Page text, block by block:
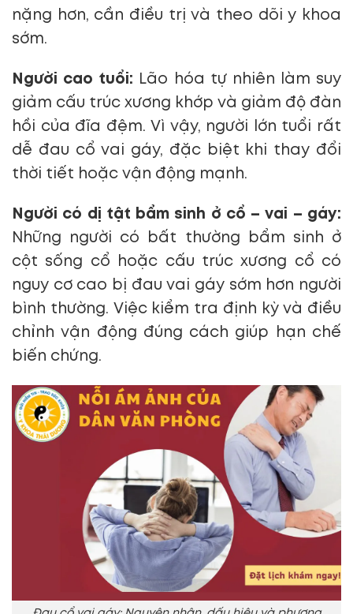
nặng hơn, cần điều trị và theo dõi y khoa
sớm.
Người cao tuổi:
Lão hóa tự nhiên làm suy
giảm cấu trúc xương khớp và giảm độ đàn
hồi của đĩa đệm. Vì vậy, người lớn tuổi rất
dễ đau cổ vai gáy, đặc biệt khi thay đổi
thời tiết hoặc vận động mạnh.
Người có dị tật bẩm sinh ở cổ – vai – gáy:
Những người có bất thường bẩm sinh ở
cột sống cổ hoặc cấu trúc xương cổ có
nguy cơ cao bị đau vai gáy sớm hơn người
bình thường. Việc kiểm tra định kỳ và điều
chỉnh vận động đúng cách giúp hạn chế
biến chứng.